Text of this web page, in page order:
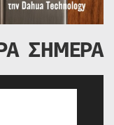
ΣΗΜΕΡΑ